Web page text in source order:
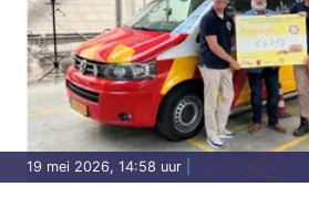
19 mei 2026, 14:58 uur